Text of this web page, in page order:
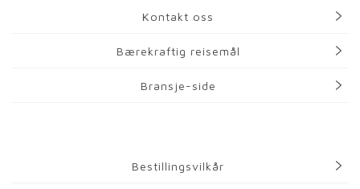
Kontakt oss
Bærekraftig reisemål
Bransje-side
Bestillingsvilkår